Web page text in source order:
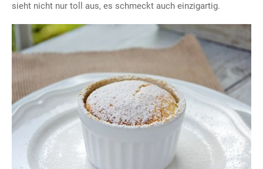
sieht nicht nur toll aus, es schmeckt auch einzigartig.